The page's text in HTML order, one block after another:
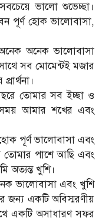
ভালো শুভেচ্ছা।
পূর্ণ হোক ভালোবাসা,
অনেক ভালোবাসা
সব মোমেন্টই মজার
তোমার সব ইচ্ছা ও
আমার শখের এবং
পূর্ণ ভালোবাসা এবং
তোমার পাশে আছি এবং
অত্যন্ত খুশি।
ভালোবাসা এবং খুশি
একটি অবিস্মরণীয়
একটি অসাধারণ সফর